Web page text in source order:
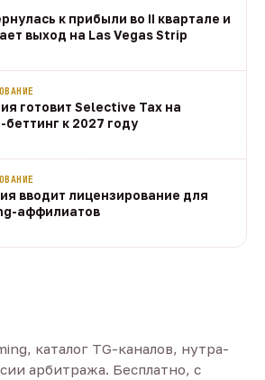
к прибыли во II квартале и
выход на Las Vegas Strip
готовит Selective Tax на
беттинг к 2027 году
вводит лицензирование для
аффилиатов
каталог TG-каналов, нутра-
арбитража. Бесплатно, с